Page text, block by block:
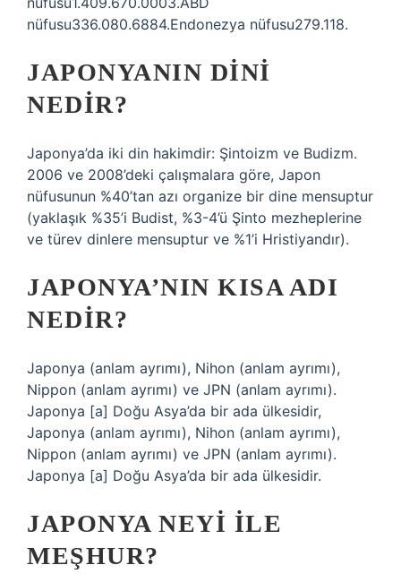
nüfusu336.080.6884.Endonezya nüfusu279.118.
JAPONYANIN DINI
NEDIR?
Japonya’da iki din hakimdir: Şintoizm ve Budizm.
2006 ve 2008’deki çalışmalara göre, Japon
nüfusunun %40’tan azı organize bir dine mensuptur
(yaklaşık %35’i Budist, %3-4’ü Şinto mezheplerine
ve türev dinlere mensuptur ve %1’i Hristiyandır).
JAPONYA’NIN KISA ADI
NEDIR?
Japonya (anlam ayrımı), Nihon (anlam ayrımı),
Nippon (anlam ayrımı) ve JPN (anlam ayrımı).
Japonya [a] Doğu Asya’da bir ada ülkesidir,
Japonya (anlam ayrımı), Nihon (anlam ayrımı),
Nippon (anlam ayrımı) ve JPN (anlam ayrımı).
Japonya [a] Doğu Asya’da bir ada ülkesidir.
JAPONYA NEYI ILE
MEŞHUR?